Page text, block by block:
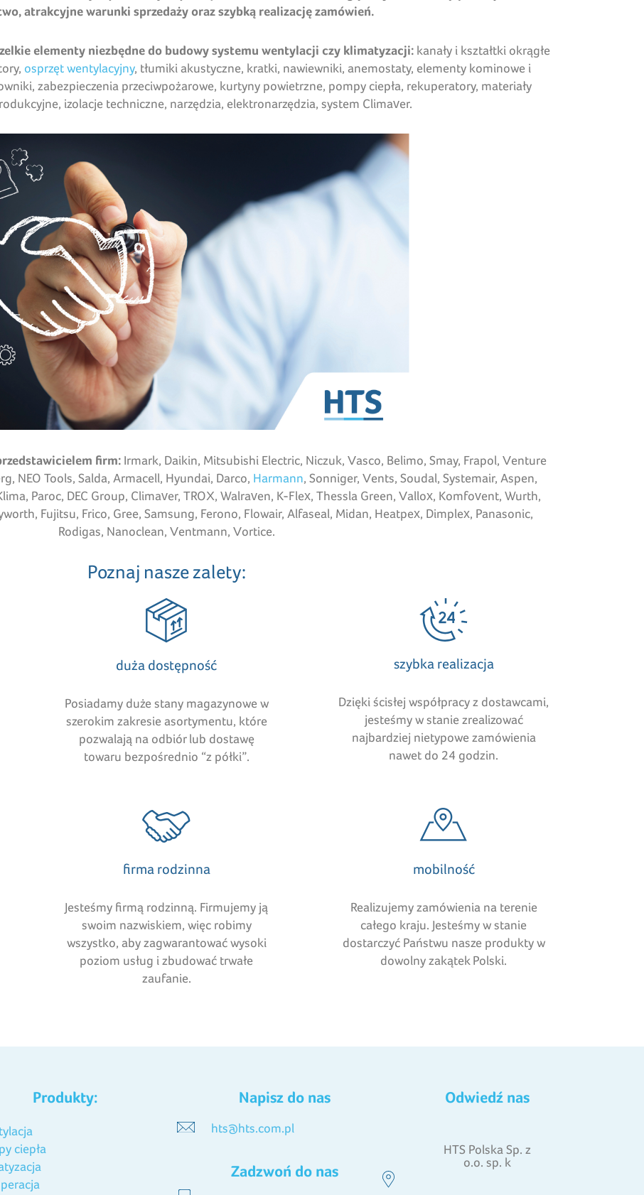
atrakcyjne warunki sprzedaży oraz szybką realizację zamówień.
elementy niezbędne do budowy systemu wentylacji czy klimatyzacji:kanały i kształtki okrągłe
osprzęt wentylacyjny, tłumiki akustyczne, kratki, nawiewniki, anemostaty, elementy kominowe i
zabezpieczenia przeciwpożarowe, kurtyny powietrzne, pompy ciepła, rekuperatory, materiały
izolacje techniczne, narzędzia, elektronarzędzia, system Climaver.
firm: Irmark, Daikin, Mitsubishi Electric, Niczuk, Vasco, Belimo, Smay, Frapol, Venture
NEO Tools, Salda, Armacell, Hyundai, Darco, Harmann, Sonniger, Vents, Soudal, Systemair, Aspen,
Paroc, DEC Group, Climaver, TROX, Walraven, K-Flex, Thessla Green, Vallox, Komfovent, Wurth,
Fujitsu, Frico, Gree, Samsung, Ferono, Flowair, Alfaseal, Midan, Heatpex, Dimplex, Panasonic,
Rodigas, Nanoclean, Ventmann, Vortice.
Poznaj nasze zalety:
duża dostępność
Posiadamy duże stany magazynowe w
szerokim zakresie asortymentu, które
pozwalają na odbiór lub dostawę
towaru bezpośrednio “z półki”.
szybka realizacja
Dzięki ścisłej współpracy z dostawcami,
jesteśmy w stanie zrealizować
najbardziej nietypowe zamówienia
nawet do 24 godzin.
firma rodzinna
Jesteśmy firmą rodzinną. Firmujemy ją
swoim nazwiskiem, więc robimy
wszystko, aby zagwarantować wysoki
poziom usług i zbudować trwałe
zaufanie.
mobilność
Realizujemy zamówienia na terenie
całego kraju. Jesteśmy w stanie
dostarczyć Państwu nasze produkty w
dowolny zakątek Polski.
Produkty:
ciepła
Napisz do nas
hts@hts.com.pl
Zadzwoń do nas
Odwiedź nas
HTS Polska Sp. z
o.o. sp. k